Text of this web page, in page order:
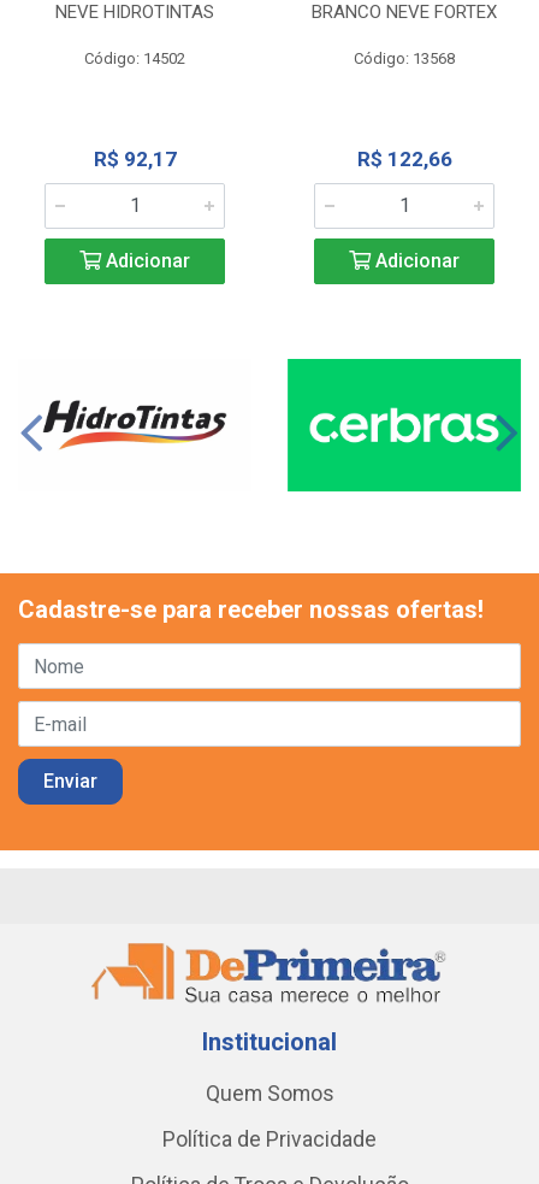
NEVE HIDROTINTAS
Código: 14502
R$ 92,17
Adicionar
BRANCO NEVE FORTEX
Código: 13568
R$ 122,66
Adicionar
Cadastre-se para receber nossas ofertas!
Institucional
Quem Somos
Política de Privacidade